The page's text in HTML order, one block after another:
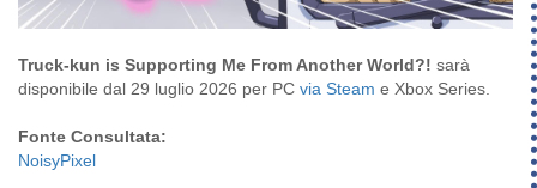
Truck-kun is Supporting Me From Another World?! sarà
disponibile dal 29 luglio 2026 per PC via Steam e Xbox Series.
Fonte Consultata:
NoisyPixel